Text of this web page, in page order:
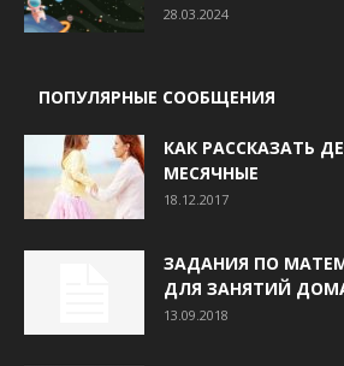
28.03.2024
ПОПУЛЯРНЫЕ СООБЩЕНИЯ
КАК РАССКАЗАТЬ
МЕСЯЧНЫЕ
18.12.2017
ЗАДАНИЯ ПО
ДЛЯ ЗАНЯТИЙ
13.09.2018